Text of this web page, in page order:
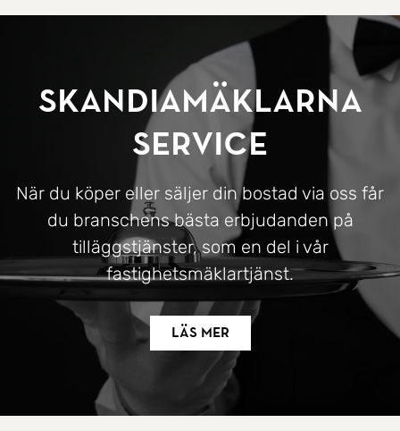
SkandiaMäklarna
Service
När du köper eller säljer din bostad via oss får
du branschens bästa erbjudanden på
tilläggstjänster, som en del i vår
fastighetsmäklartjänst.
Läs mer